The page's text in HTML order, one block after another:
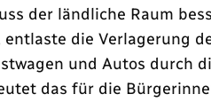
der ländliche Raum
entlaste die
und Autos durch
das für die